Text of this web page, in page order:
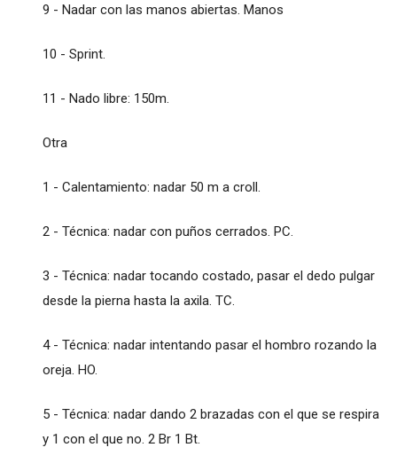
9 - Nadar con las manos abiertas. Manos
10 - Sprint.
11 - Nado libre: 150m.
Otra
1 - Calentamiento: nadar 50 m a croll.
2 - Técnica: nadar con puños cerrados. PC.
3 - Técnica: nadar tocando costado, pasar el dedo pulgar
desde la pierna hasta la axila. TC.
4 - Técnica: nadar intentando pasar el hombro rozando la
oreja. HO.
5 - Técnica: nadar dando 2 brazadas con el que se respira
y 1 con el que no. 2 Br 1 Bt.